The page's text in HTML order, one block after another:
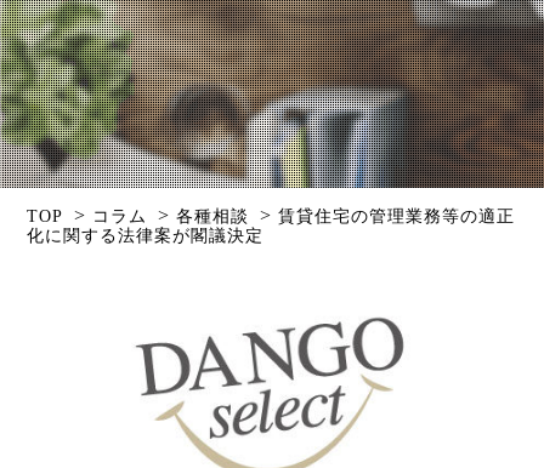
TOP > コラム >各種相談 >賃貸住宅の管理業務等の適正
化に関する法律案が閣議決定